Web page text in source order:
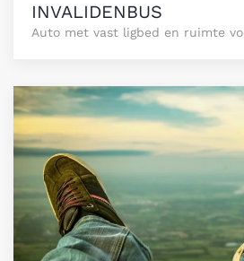
INVALIDENBUS
Auto met vast ligbed en ruimte